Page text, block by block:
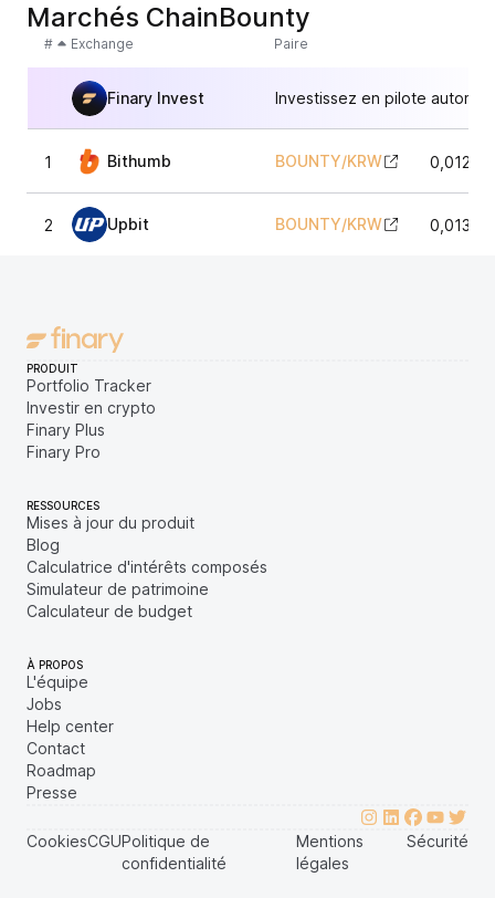
Marchés ChainBounty
# Exchange Paire
Finary Invest Investissez en pilote
1 Bithumb BOUNTY/KRW
2 Upbit BOUNTY/KRW
PRODUIT
Portfolio Tracker
Investir en crypto
Finary Plus
Finary Pro
RESSOURCES
Mises à jour du produit
Blog
Calculatrice d'intérêts composés
Simulateur de patrimoine
Calculateur de budget
À PROPOS
L'équipe
Jobs
Help center
Contact
Roadmap
Presse
CookiesCGUPolitique de
confidentialité
Mentions
légales
Sécurité